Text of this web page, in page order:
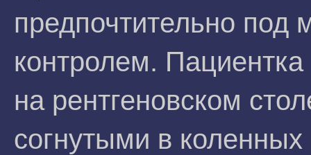
предпочтительно под
контролем. Пациентка
на рентгеновском
согнутыми в коленных